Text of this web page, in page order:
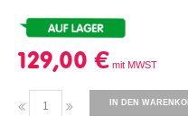
129,00 €
IN DEN